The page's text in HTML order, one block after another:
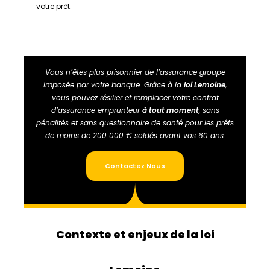
votre prêt.
Vous n’êtes plus prisonnier de l’assurance groupe
imposée par votre banque. Grâce à la loi Lemoine,
vous pouvez résilier et remplacer votre contrat
d’assurance emprunteurà tout moment, sans
pénalités et sans questionnaire de santé pour les prêts
de moins de 200 000 € soldés avant vos 60 ans.
Contactez Nous
Contexte et enjeux de la loi